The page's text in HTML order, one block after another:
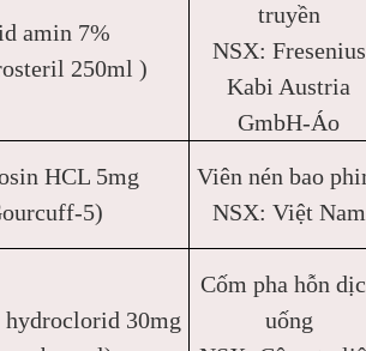
amin 7%
250ml )
truyền
NSX: Fresenius
Kabi Austria
GmbH-Áo
HCL 5mg
5)
Viên nén bao
NSX: Việt Nam
30mg
Cốm pha hỗn
uống